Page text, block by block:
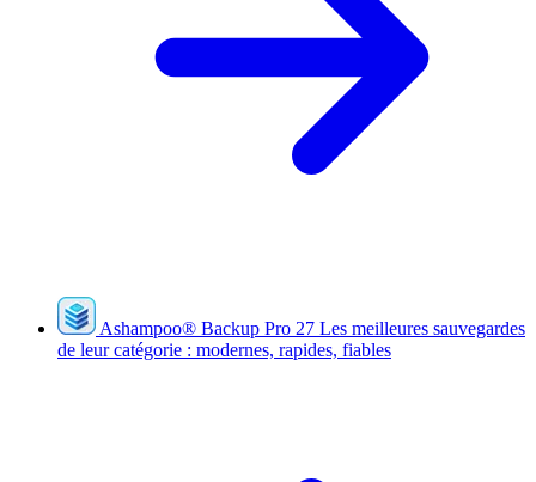
Ashampoo® Backup Pro 27 Les meilleures sauvegardes
de leur catégorie : modernes, rapides, fiables